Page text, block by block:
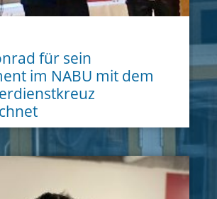
für sein
im NABU mit dem